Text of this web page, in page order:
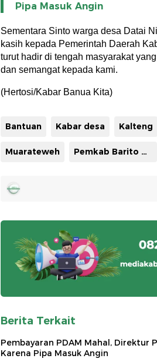
Pipa Masuk Angin
Sementara Sinto warga desa Datai
kasih kepada Pemerintah Daerah
turut hadir di tengah masyarakat
dan semangat kepada kami.
(Hertosi/Kabar Banua Kita)
Bantuan Kabar desa Kalteng
Muarateweh Pemkab Barito Utara
Berita Terkait
Pembayaran PDAM Mahal, Direktur
Karena Pipa Masuk Angin